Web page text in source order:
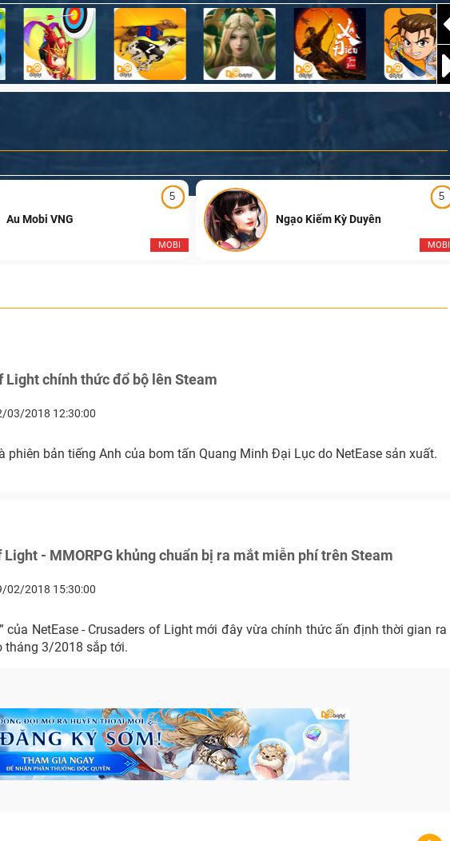
5
MOBI
Au Mobi VNG
5
MOBI
Ngạo Kiếm Kỳ Duyên
Light chính thức đổ bộ lên Steam
03/2018 12:30:00
phiên bản tiếng Anh của bom tấn Quang Minh Đại Lục do NetEase sản xuất.
- MMORPG khủng chuẩn bị ra mắt miễn phí trên Steam
02/2018 15:30:00
của NetEase - Crusaders of Light mới đây vừa chính thức ấn định thời gian ra
tháng 3/2018 sắp tới.